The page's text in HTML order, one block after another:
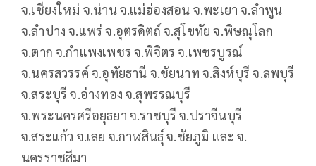
จ.เชียงใหม่ จ.น่าน จ.แม่ฮ่องสอน จ.พะเยา จ.ลำพูน
จ.ลำปาง จ.แพร่ จ.อุตรดิตถ์ จ.สุโขทัย จ.พิษณุโลก
จ.ตาก จ.กำแพงเพชร จ.พิจิตร จ.เพชรบูรณ์
จ.นครสวรรค์ จ.อุทัยธานี จ.ชัยนาท จ.สิงห์บุรี จ.ลพบุรี
จ.สระบุรี จ.อ่างทอง จ.สุพรรณบุรี
จ.พระนครศรีอยุธยา จ.ราชบุรี จ.ปราจีนบุรี
จ.สระแก้ว จ.เลย จ.กาฬสินธุ์ จ.ชัยภูมิ และ จ.
นครราชสีมา